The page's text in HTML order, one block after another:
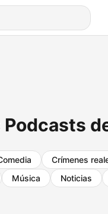
Crímenes
Música Noticias